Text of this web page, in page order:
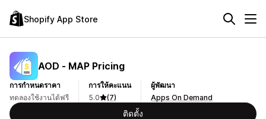
Shopify App Store
AOD ‑ MAP Pricing
การกำหนดราคา
ทดลองใช้งานได้ฟรี
การให้คะแนน
5.0
(7)
ผู้พัฒนา
Apps On Demand
ติดตั้ง